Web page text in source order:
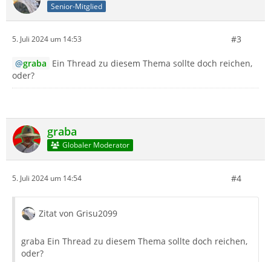
Senior-Mitglied
5. Juli 2024 um 14:53 #3
graba Ein Thread zu diesem Thema sollte doch reichen,
oder?
graba
Globaler Moderator
5. Juli 2024 um 14:54 #4
Zitat von Grisu2099
graba Ein Thread zu diesem Thema sollte doch reichen,
oder?